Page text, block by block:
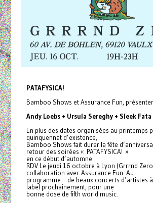
PATAFYSICA!
Bamboo Shows et Assurance Fun,
Andy Loebs + Ursula Sereghy + Sleek Fata
En plus des dates organisées au printemps
quinquennat d’existence,
Bamboo Shows fait durer la fête
retour des soirées « PATAFYSICA! »
en ce début d’automne.
RDV Le jeudi 16 octobre à Lyon (Grrrnd
collaboration avec Assurance Fun. Au
programme : de beaux concerts d’artistes
label prochainement, pour une
bonne dose de fifth world music.